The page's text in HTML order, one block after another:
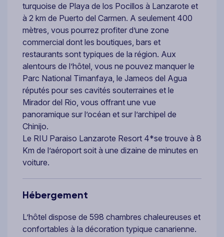
turquoise de Playa de los Pocillos à Lanzarote et
à 2 km de Puerto del Carmen. A seulement 400
mètres, vous pourrez profiter d’une zone
commercial dont les boutiques, bars et
restaurants sont typiques de la région. Aux
alentours de l’hôtel, vous ne pouvez manquer le
Parc National Timanfaya, le Jameos del Agua
réputés pour ses cavités souterraines et le
Mirador del Rio, vous offrant une vue
panoramique sur l’océan et sur l’archipel de
Chinijo.
Le RIU Paraiso Lanzarote Resort 4*se trouve à 8
Km de l’aéroport soit à une dizaine de minutes en
voiture.
Hébergement
L’hôtel dispose de 598 chambres chaleureuses et
confortables à la décoration typique canarienne.